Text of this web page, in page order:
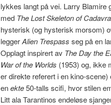
lykkes langt på vei. Larry Blamire
med The Lost Skeleton of
hysterisk (og hysterisk morsom)
leggerAlien Trespass seg på en
Opplagt inspirert av The Day the
War of the Worlds (1953) og, ikke
er direkte referert i en kino-
enekte50-talls scifi, hvor stilen
Litt ala Tarantinos endeløse